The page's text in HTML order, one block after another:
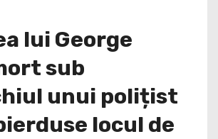
lui George
sub
unui polițist
locul de